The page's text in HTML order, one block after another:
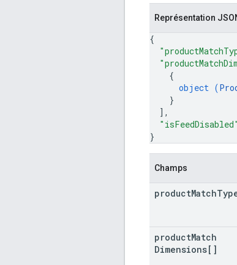
Représentation
{
{
object (
}
] ,
"isFeedDisabled"
}
Champs
productMatch
productMatch
Dimensions[]